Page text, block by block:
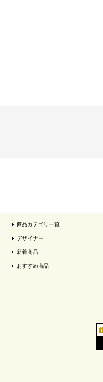
商品カテゴリ一覧
デザイナー
新着商品
おすすめ商品